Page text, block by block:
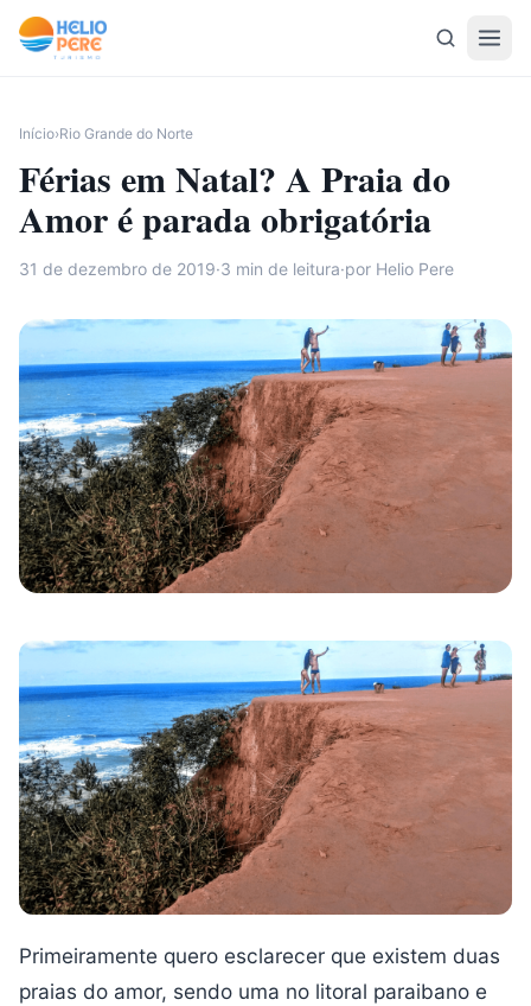
Pular para o conteúdo
Início›Rio Grande do Norte
Férias em Natal? A Praia do
Amor é parada obrigatória
31 de dezembro de 2019·3 min de leitura·por Helio Pere
Primeiramente quero esclarecer que existem duas
praias do amor, sendo uma no litoral paraibano e